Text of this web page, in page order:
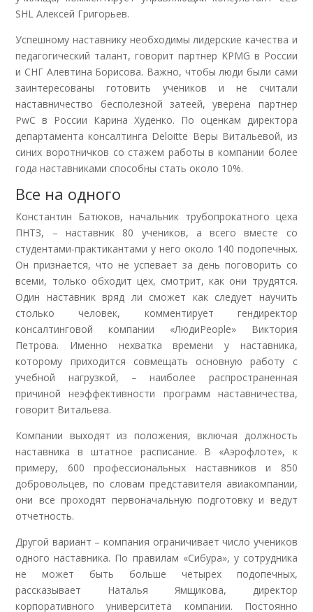
SHL Алексей Григорьев.
Успешному наставнику необходимы лидерские качества и
педагогический талант, говорит партнер KPMG в России
и СНГ Алевтина Борисова. Важно, чтобы люди были сами
заинтересованы готовить учеников и не считали
наставничество бесполезной затеей, уверена партнер
PwC в России Карина Худенко. По оценкам директора
департамента консалтинга Deloitte Веры Витальевой, из
синих воротничков со стажем работы в компании более
года наставниками способны стать около 10%.
Все на одного
Константин Батюков, начальник трубопрокатного цеха
ПНТЗ, – наставник 80 учеников, а всего вместе со
студентами-практикантами у него около 140 подопечных.
Он признается, что не успевает за день поговорить со
всеми, только обходит цех, смотрит, как они трудятся.
Один наставник вряд ли сможет как следует научить
столько человек, комментирует гендиректор
консалтинговой компании «ЛюдиPeople» Виктория
Петрова. Именно нехватка времени у наставника,
которому приходится совмещать основную работу с
учебной нагрузкой, – наиболее распространенная
причиной неэффективности программ наставничества,
говорит Витальева.
Компании выходят из положения, включая должность
наставника в штатное расписание. В «Аэрофлоте», к
примеру, 600 профессиональных наставников и 850
добровольцев, по словам представителя авиакомпании,
они все проходят первоначальную подготовку и ведут
отчетность.
Другой вариант – компания ограничивает число учеников
одного наставника. По правилам «Сибура», у сотрудника
не может быть больше четырех подопечных,
рассказывает Наталья Ямщикова, директор
корпоративного университета компании. Постоянно